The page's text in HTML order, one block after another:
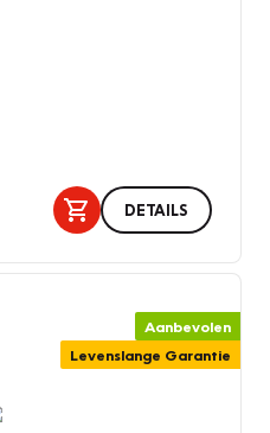
DETAILS
Aanbevolen
Levenslange Garantie